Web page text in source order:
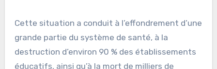
Cette situation a conduit à l’effondrement d’une
grande partie du système de santé, à la
destruction d’environ 90 % des établissements
éducatifs, ainsi qu’à la mort de milliers de